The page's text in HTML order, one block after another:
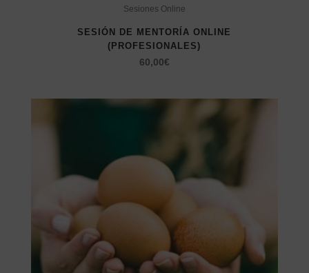
Sesiones Online
SESIÓN DE MENTORÍA ONLINE
(PROFESIONALES)
60,00€